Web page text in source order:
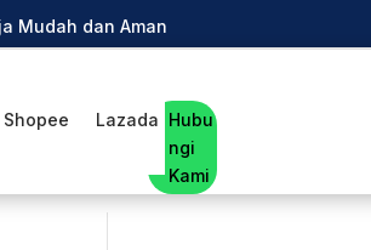
Mudah dan Aman
Shopee
Lazada Hubu
ngi
Kami